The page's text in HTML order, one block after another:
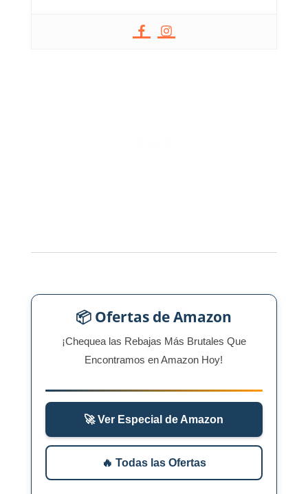
📦 Ofertas de Amazon
¡Chequea las Rebajas Más Brutales Que
Encontramos en Amazon Hoy!
🚀 Ver Especial de Amazon
🔥 Todas las Ofertas